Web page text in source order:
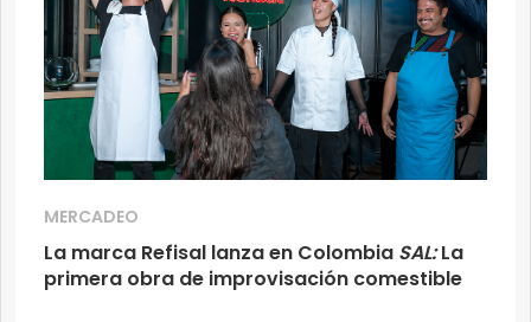
MERCADEO
La marca Refisal lanza en Colombia SAL:La
primera obra de improvisación comestible